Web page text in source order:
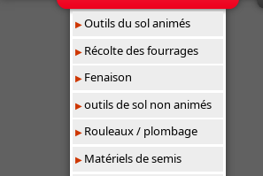
Outils du sol animés
Récolte des fourrages
Fenaison
outils de sol non animés
Rouleaux / plombage
Matériels de semis